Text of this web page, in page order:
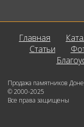
Главная
Статьи
Продажа памятников
© 2000-2025
Все права защищены